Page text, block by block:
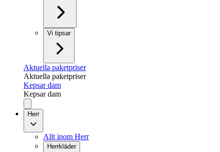
Vi tipsar
Aktuella paketpriser
Aktuella paketpriser
Kepsar dam
Kepsar dam
Herr
Allt inom Herr
Herrkläder